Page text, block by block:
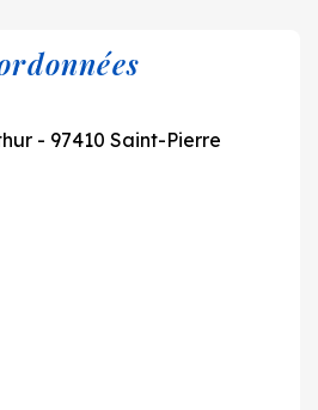
- 97410 Saint-Pierre